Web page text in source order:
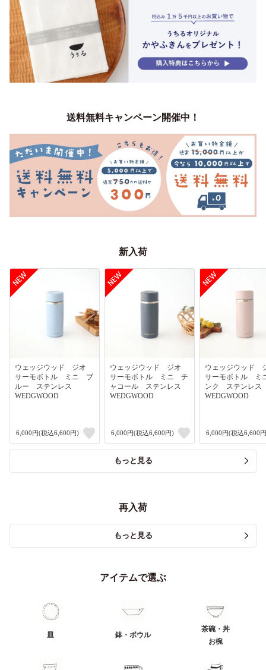
送料無料キャンペーン開催中！
新入荷
ウェッジウッド ジオ
サーモボトル ミニ ブ
ルー ステンレス
WEDGWOOD
6,000円(税込6,600円)
ウェッジウッド ジオ
サーモボトル ミニ チ
ャコール ステンレス
WEDGWOOD
6,000円(税込6,600円)
ウェッジウッド
サーモボトル
ンク ステンレ
WEDGWOOD
6,000円(税込6,600
もっと見る
再入荷
もっと見る
アイテムで選ぶ
皿 鉢・ボウル
茶碗・丼
お椀